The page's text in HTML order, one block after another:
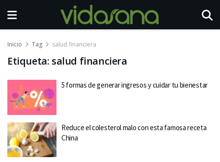
Inicio Tag salud financiera
Etiqueta: salud financiera
5 formas de generar ingresos y cuidar tu bienestar
Reduce el colesterol malo con esta famosa receta
China